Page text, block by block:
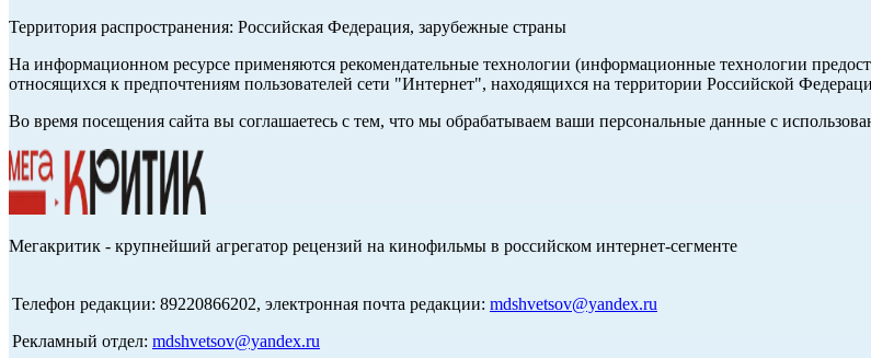
Территория распространения: Российская Федерация, зарубежные страны
На информационном ресурсе применяются рекомендательные технологии (информационные технологии
относящихся к предпочтениям пользователей сети "Интернет", находящихся на территории Российской
Во время посещения сайта вы соглашаетесь с тем, что мы обрабатываем ваши персональные данные с
Мегакритик - крупнейший агрегатор рецензий на кинофильмы в российском интернет-сегменте
Телефон редакции: 89220866202, электронная почта редакции: mdshvetsov@yandex.ru
Рекламный отдел: mdshvetsov@yandex.ru